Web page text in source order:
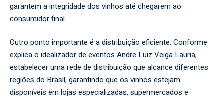
garantem a integridade dos vinhos até chegarem ao
consumidor final.
Outro ponto importante é a distribuição eficiente. Conforme
explica o idealizador de eventos Andre Luiz Veiga Lauria,
estabelecer uma rede de distribuição que alcance diferentes
regiões do Brasil, garantindo que os vinhos estejam
disponíveis em lojas especializadas, supermercados e